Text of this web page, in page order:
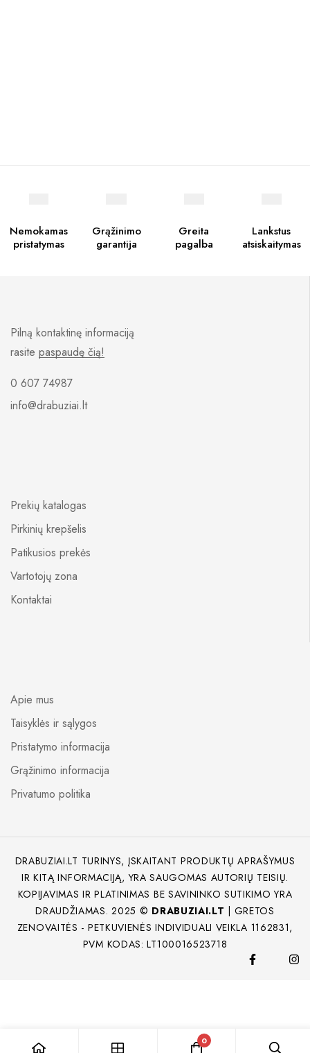
Nemokamas
pristatymas
Grąžinimo
garantija
Greita
pagalba
Lankstus
atsiskaitymas
Pilną kontaktinę informaciją
rasite paspaudę čią!
0 607 74987
info@drabuziai.lt
Prekių katalogas
Pirkinių krepšelis
Patikusios prekės
Vartotojų zona
Kontaktai
Apie mus
Taisyklės ir sąlygos
Pristatymo informacija
Grąžinimo informacija
Privatumo politika
DRABUZIAI.LT TURINYS, ĮSKAITANT PRODUKTŲ APRAŠYMUS
IR KITĄ INFORMACIJĄ, YRA SAUGOMAS AUTORIŲ TEISIŲ.
KOPIJAVIMAS IR PLATINIMAS BE SAVININKO SUTIKIMO YRA
DRAUDŽIAMAS. 2025 © DRABUZIAI.LT | GRETOS
ZENOVAITĖS - PETKUVIENĖS INDIVIDUALI VEIKLA 1162831,
PVM KODAS: LT100016523718
0